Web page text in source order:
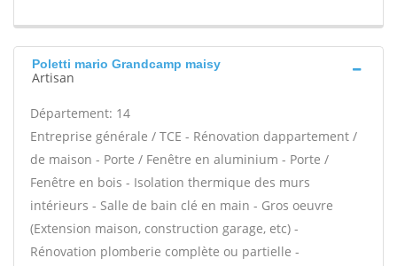
Poletti mario Grandcamp maisy
Artisan
Département: 14
Entreprise générale / TCE - Rénovation dappartement /
de maison - Porte / Fenêtre en aluminium - Porte /
Fenêtre en bois - Isolation thermique des murs
intérieurs - Salle de bain clé en main - Gros oeuvre
(Extension maison, construction garage, etc) -
Rénovation plomberie complète ou partielle -